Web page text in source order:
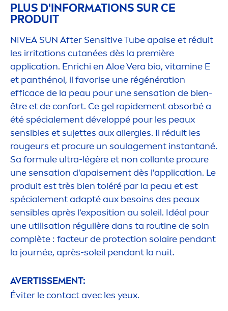
PLUS D'INFORMATIONS SUR CE
PRODUIT
NIVEASUN AfterSensitiveTube apaise et réduit
les irritations cutanées dès la première
application. Enrichi en Aloe Vera bio, vitamine E
et panthénol, il favorise une régénération
efficace de la peau pour unesensation de bien-
être et de confort. Ce gel rapidement absorbé a
été spécialement développé pour les peaux
sensibles et sujettes aux allergies. Il réduit les
rougeurs et procure un soulagement instantané.
Sa formule ultra-légère et non collante procure
unesensation d'apaisement dès l'application. Le
produit est très bien toléré par la peau et est
spécialement adapté aux besoins des peaux
sensibles après l'exposition au soleil. Idéal pour
une utilisation régulière dans ta routine de soin
complète : facteur de protection solaire pendant
la journée, après-soleil pendant la nuit.
AVERTISSEMENT:
Éviter le contact avec les yeux.